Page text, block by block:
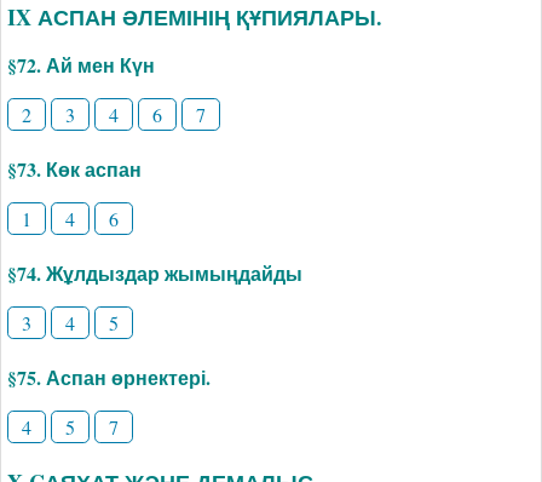
IX АСПАН ӘЛЕМІНІҢ ҚҰПИЯЛАРЫ.
§72. Ай мен Күн
2 3 4 6 7
§73. Көк аспан
1 4 6
§74. Жұлдыздар жымыңдайды
3 4 5
§75. Аспан өрнектері.
4 5 7